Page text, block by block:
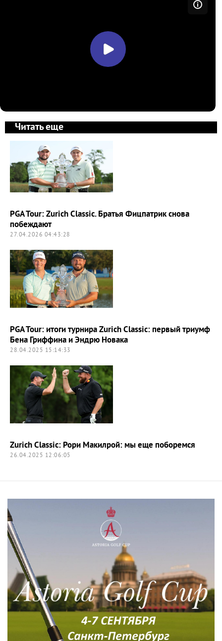
Читать еще
PGA Tour: Zurich Classic. Братья Фицпатрик снова
побеждают
27.04.2026 04:43:28
PGA Tour: итоги турнира Zurich Classic: первый триумф
Бена Гриффина и Эндрю Новака
28.04.2025 15:14:33
Zurich Classic: Рори Макилрой: мы еще поборемся
26.04.2025 12:06:05